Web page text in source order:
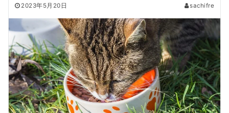
2023年5月20日 sachifre